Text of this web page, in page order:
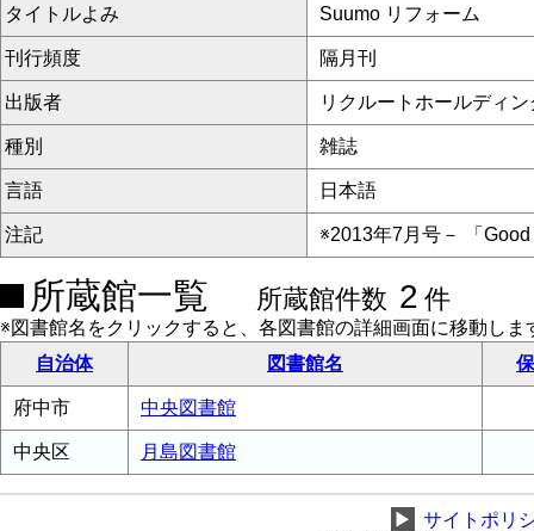
タイトルよみ Suumo リフォーム
刊行頻度 隔月刊
出版者 リクルートホールディン
種別 雑誌
言語 日本語
注記 ※2013年7月号－ 「
所蔵館一覧 所蔵館件数 2 件
※図書館名をクリックすると、各図書館の詳細画面に移動しま
自治体
図書館名
府中市 中央図書館
中央区 月島図書館
▶ サイトポリ